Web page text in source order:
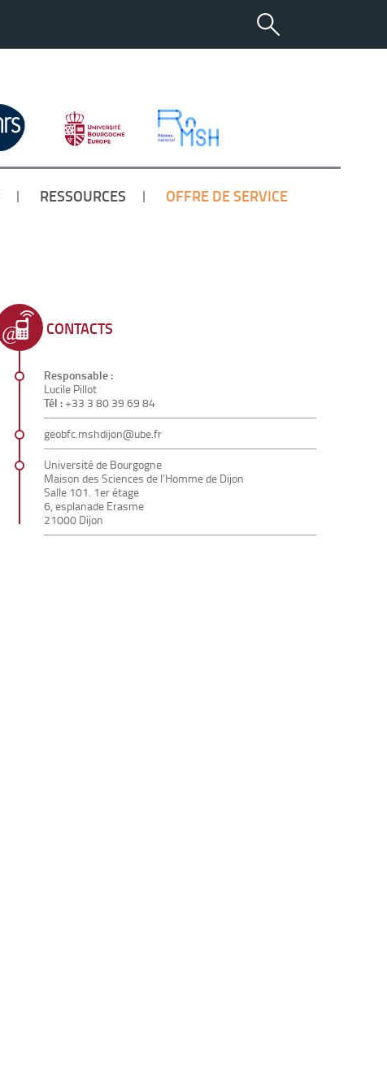
RESSOURCES OFFRE DE SERVICE
CONTACTS
Responsable :
Lucile Pillot
Tél :+33 3 80 39 69 84
geobfc.mshdijon@ube.fr
Université de Bourgogne
Maison des Sciences de l’Homme de Dijon
Salle 101. 1er étage
6, esplanade Erasme
21000 Dijon